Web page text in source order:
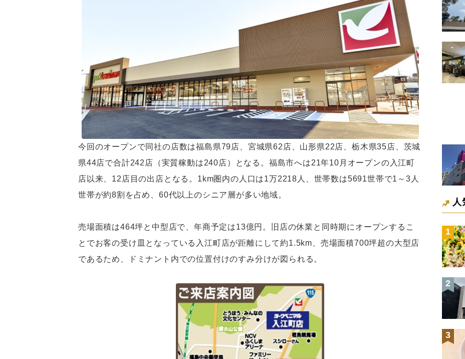
今回のオープンで同社の店数は福島県79店、宮城県62店、山形県22店、栃木県35店、茨城
県44店で合計242店（実質稼動は240店）となる。福島市へは21年10月オープンの入江町
店以来、12店目の出店となる。1km圏内の人口は1万2218人、世帯数は5691世帯で1～3人
世帯が約8割を占め、60代以上のシニア層が多い地域。
売場面積は464坪と中型店で、年商予定は13億円。旧店の休業と同時期にオープンするこ
とでお客の受け皿となっている入江町店が距離にして約1.5km、売場面積700坪超の大型店
であるため、ドミナント内での位置付けのすみ分けが図られる。
人